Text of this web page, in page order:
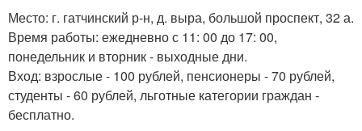
Место: г. гатчинский р-н, д. выра, большой проспект, 32 а.
Время работы: ежедневно с 11: 00 до 17: 00,
понедельник и вторник - выходные дни.
Вход: взрослые - 100 рублей, пенсионеры - 70 рублей,
студенты - 60 рублей, льготные категории граждан -
бесплатно.